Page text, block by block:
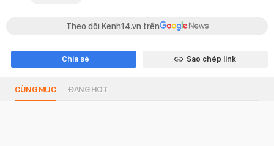
Theo dõi Kenh14.vn trên
Chia sẻ Sao chép link
CÙNG MỤC ĐANG HOT